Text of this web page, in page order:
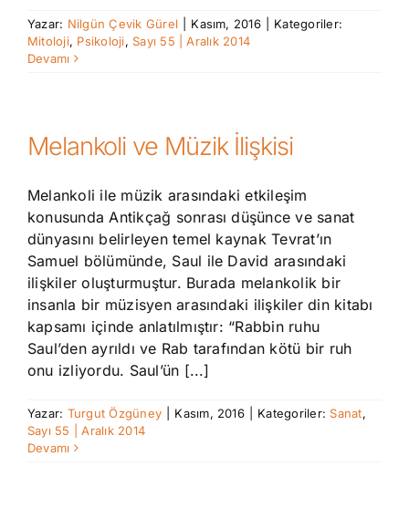
Yazar: Nilgün Çevik Gürel Kasım, 2016
Kategoriler:
Mitoloji, Psikoloji, Sayı 55 | Aralık 2014
Devamı
Melankoli ve Müzik İlişkisi
Melankoli ile müzik arasındaki etkileşim
konusunda Antikçağ sonrası düşünce ve sanat
dünyasını belirleyen temel kaynak Tevrat’ın
Samuel bölümünde, Saul ile David arasındaki
ilişkiler oluşturmuştur. Burada melankolik bir
insanla bir müzisyen arasındaki ilişkiler din kitabı
kapsamı içinde anlatılmıştır: “Rabbin ruhu
Saul’den ayrıldı ve Rab tarafından kötü bir ruh
onu izliyordu. Saul’ün [...]
Yazar: Turgut Özgüney Kasım, 2016 Kategoriler: Sanat,
Sayı 55 | Aralık 2014
Devamı